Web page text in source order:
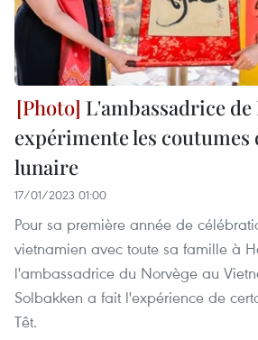
L'ambassadrice de
expérimente les coutumes
lunaire
17/01/2023 01:00
Pour sa première année de
vietnamien avec toute sa famille à
l'ambassadrice du Norvège au
Solbakken a fait l'expérience de
Têt.